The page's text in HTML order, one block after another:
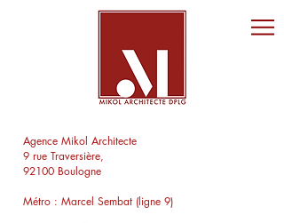
Agence Mikol Architecte
9 rue Traversière,
92100 Boulogne
Métro : Marcel Sembat (ligne 9)